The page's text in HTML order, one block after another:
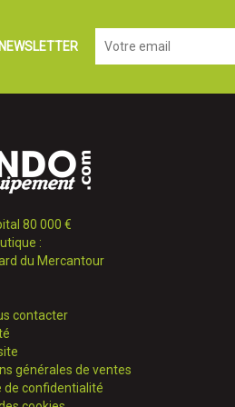
80 000 €
:
du Mercantour
contacter
générales de ventes
de confidentialité